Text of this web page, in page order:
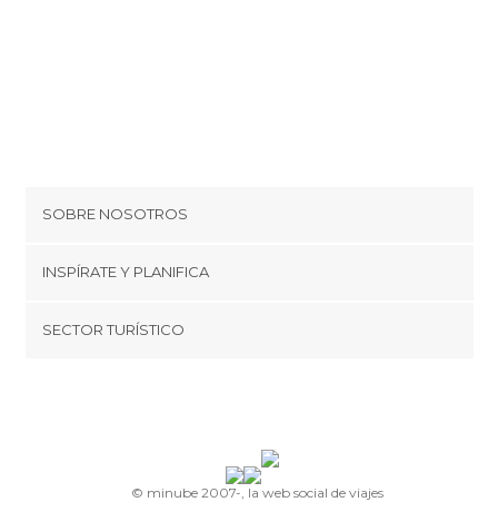
SOBRE NOSOTROS
Cookies
Términos y condiciones
INSPÍRATE Y PLANIFICA
SECTOR TURÍSTICO
© minube 2007-, la web social de viajes